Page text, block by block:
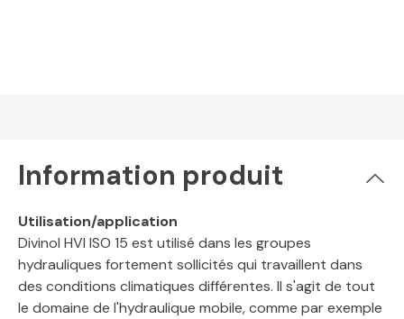
Information produit
Utilisation/application
Divinol HVI ISO 15 est utilisé dans les groupes
hydrauliques fortement sollicités qui travaillent dans
des conditions climatiques différentes. Il s'agit de tout
le domaine de l'hydraulique mobile, comme par exemple